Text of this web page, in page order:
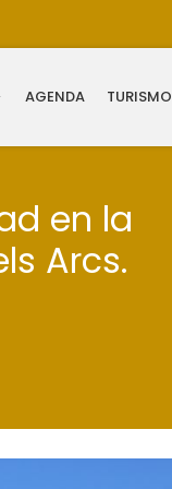
AGENDA TURISMO
en la
Arcs.